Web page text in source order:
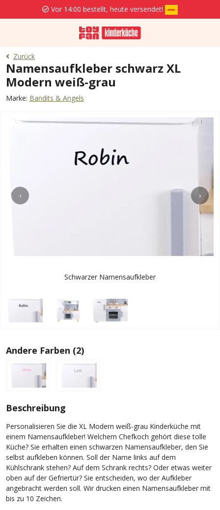
Vor 14:00 bestellt, heute versendet!
Zurück
Namensaufkleber schwarz XL
Modern weiß-grau
Marke: Bandits & Angels
‹ ›
Schwarzer Namensaufkleber
Andere Farben (2)
Beschreibung
Personalisieren Sie die XL Modern weiß-grau Kinderküche mit
einem Namensaufkleber! Welchem Chefkoch gehört diese tolle
Küche? Sie erhalten einen schwarzen Namensaufkleber, den Sie
selbst aufkleben können. Soll der Name links auf dem
Kühlschrank stehen? Auf dem Schrank rechts? Oder etwas weiter
oben auf der Gefriertür? Sie entscheiden, wo der Aufkleber
angebracht werden soll. Wir drucken einen Namensaufkleber mit
bis zu 10 Zeichen.